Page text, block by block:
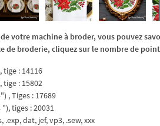
votre machine à broder, vous pouvez
de broderie, cliquez sur le nombre de
tige : 14116
tige : 15802
, Tiges : 17689
tiges : 20031
.exp, dat, jef, vp3, .sew, xxx